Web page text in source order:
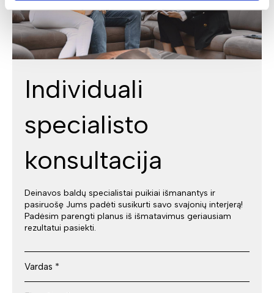
Individuali
specialisto
konsultacija
Deinavos baldų specialistai puikiai išmanantys ir
pasiruošę Jums padėti susikurti savo svajonių interjerą!
Padėsim parengti planus iš išmatavimus geriausiam
rezultatui pasiekti.